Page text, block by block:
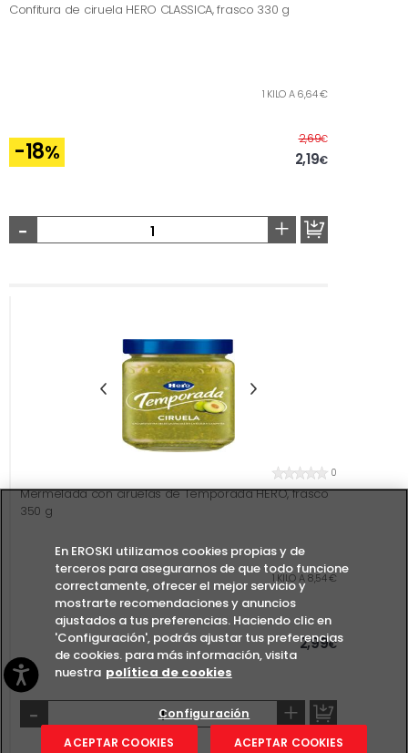
Confitura de ciruela HERO CLASSICA, frasco 330 g
1 KILO A 6,64 €
-18%
2,69€Antes
2,19€
- +
0
Mermelada con ciruelas de Temporada HERO, frasco
350 g
1 KILO A 8,54 €
2,99€
- +
En EROSKI utilizamos cookies propias y de
terceros para asegurarnos de que todo funcione
correctamente, ofrecer el mejor servicio y
mostrarte recomendaciones y anuncios
ajustados a tus preferencias. Haciendo clic en
'Configuración', podrás ajustar tus preferencias
de cookies. para más información, visita
nuestra política de cookies
Configuración
ACEPTAR COOKIES
ACEPTAR COOKIES